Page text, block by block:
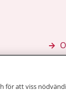
för att viss